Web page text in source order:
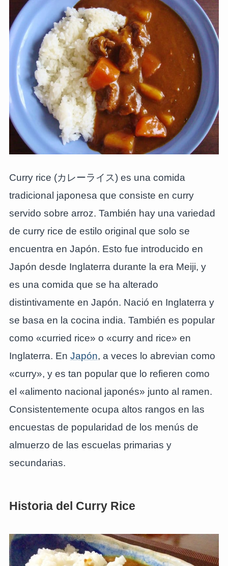
Curry rice (カレーライス) es una comida
tradicional japonesa que consiste en curry
servido sobre arroz. También hay una variedad
de curry rice de estilo original que solo se
encuentra en Japón. Esto fue introducido en
Japón desde Inglaterra durante la era Meiji, y
es una comida que se ha alterado
distintivamente en Japón. Nació en Inglaterra y
se basa en la cocina india. También es popular
como «curried rice» o «curry and rice» en
Inglaterra. En Japón, a veces lo abrevian como
«curry», y es tan popular que lo refieren como
el «alimento nacional japonés» junto al ramen.
Consistentemente ocupa altos rangos en las
encuestas de popularidad de los menús de
almuerzo de las escuelas primarias y
secundarias.
Historia del Curry Rice